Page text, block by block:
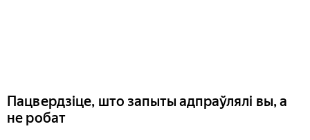
Пацвердзіце, што запыты адпраўлялі вы, а
не робат